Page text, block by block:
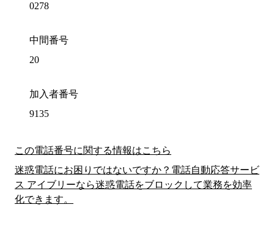
0278
中間番号
20
加入者番号
9135
この電話番号に関する情報はこちら
迷惑電話にお困りではないですか？電話自動応答サービ
ス アイブリーなら迷惑電話をブロックして業務を効率
化できます。